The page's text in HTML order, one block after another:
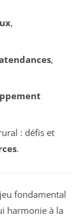
,
,
: défis et
.
fondamental
harmonie à la